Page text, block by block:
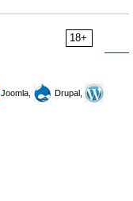
18+
Joomla,
Drupal,